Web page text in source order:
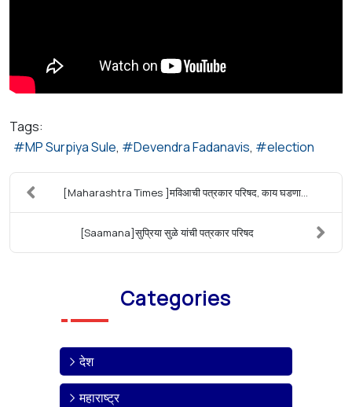
Tags:
MP Surpiya Sule
Devendra Fadanavis election
[Maharashtra Times ]मविआची पत्रकार परिषद, काय घडणा...
[Saamana]सुप्रिया सुळे यांची पत्रकार परिषद
Categories
देश
महाराष्ट्र